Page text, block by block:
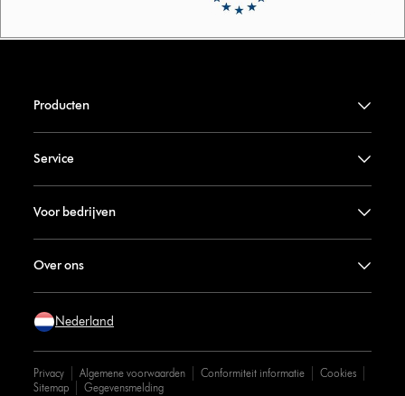
Producten
Service
Voor bedrijven
Over ons
Nederland
Privacy Algemene voorwaarden Conformiteit informatie
Cookies
Sitemap
Gegevensmelding